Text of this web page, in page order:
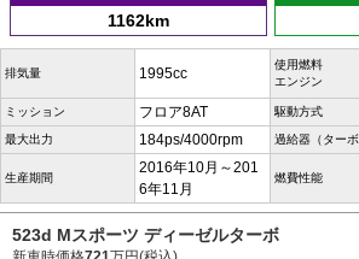
1162km
排気量 1995cc
使用燃料
エンジン
ミッション フロア8AT 駆動方式
最大出力 184ps/4000rpm 過給器（ターボ
生産期間
2016年10月～201
6年11月
燃費性能
523d Mスポーツ ディーゼルターボ